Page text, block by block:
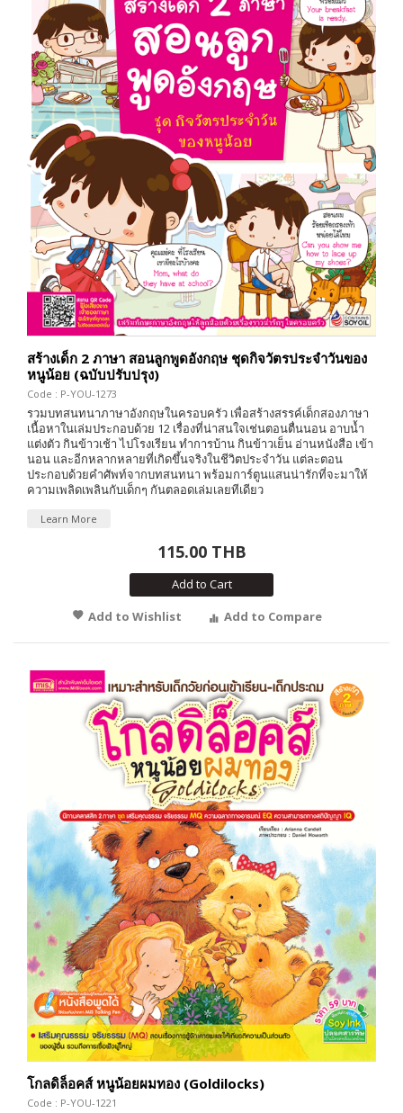
สร้างเด็ก 2 ภาษา สอนลูกพูดอังกฤษ ชุดกิจวัตรประจำวันของ
หนูน้อย (ฉบับปรับปรุง)
Code : P-YOU-1273
รวมบทสนทนาภาษาอังกฤษในครอบครัว เพื่อสร้างสรรค์เด็กสองภาษา
เนื้อหาในเล่มประกอบด้วย 12 เรื่องที่น่าสนใจเช่นตอนตื่นนอน อาบน้ำ
แต่งตัว กินข้าวเช้า ไปโรงเรียน ทำการบ้าน กินข้าวเย็น อ่านหนังสือ เข้า
นอน และอีกหลากหลายที่เกิดขึ้นจริงในชีวิตประจำวัน แต่ละตอน
ประกอบด้วยคำศัพท์จากบทสนทนา พร้อมการ์ตูนแสนน่ารักที่จะมาให้
ความเพลิดเพลินกับเด็กๆ กันตลอดเล่มเลยทีเดียว
Learn More
115.00 THB
Add to Cart
Add to Wishlist
Add to Compare
โกลดิล็อคส์ หนูน้อยผมทอง (Goldilocks)
Code : P-YOU-1221